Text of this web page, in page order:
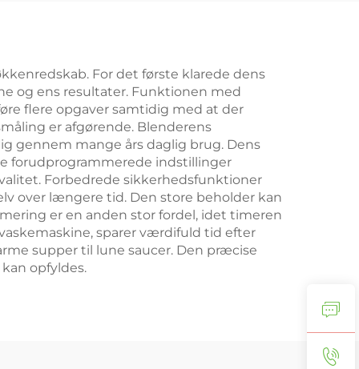
For det første klarede dens
og ens resultater. Funktionen med
flere opgaver samtidig med at der
er afgørende. Blenderens
gennem mange års daglig brug. Dens
forudprogrammerede indstillinger
Forbedrede sikkerhedsfunktioner
over længere tid. Den store beholder kan
er en anden stor fordel, idet timeren
sparer værdifuld tid efter
supper til lune saucer. Den præcise
opfyldes.